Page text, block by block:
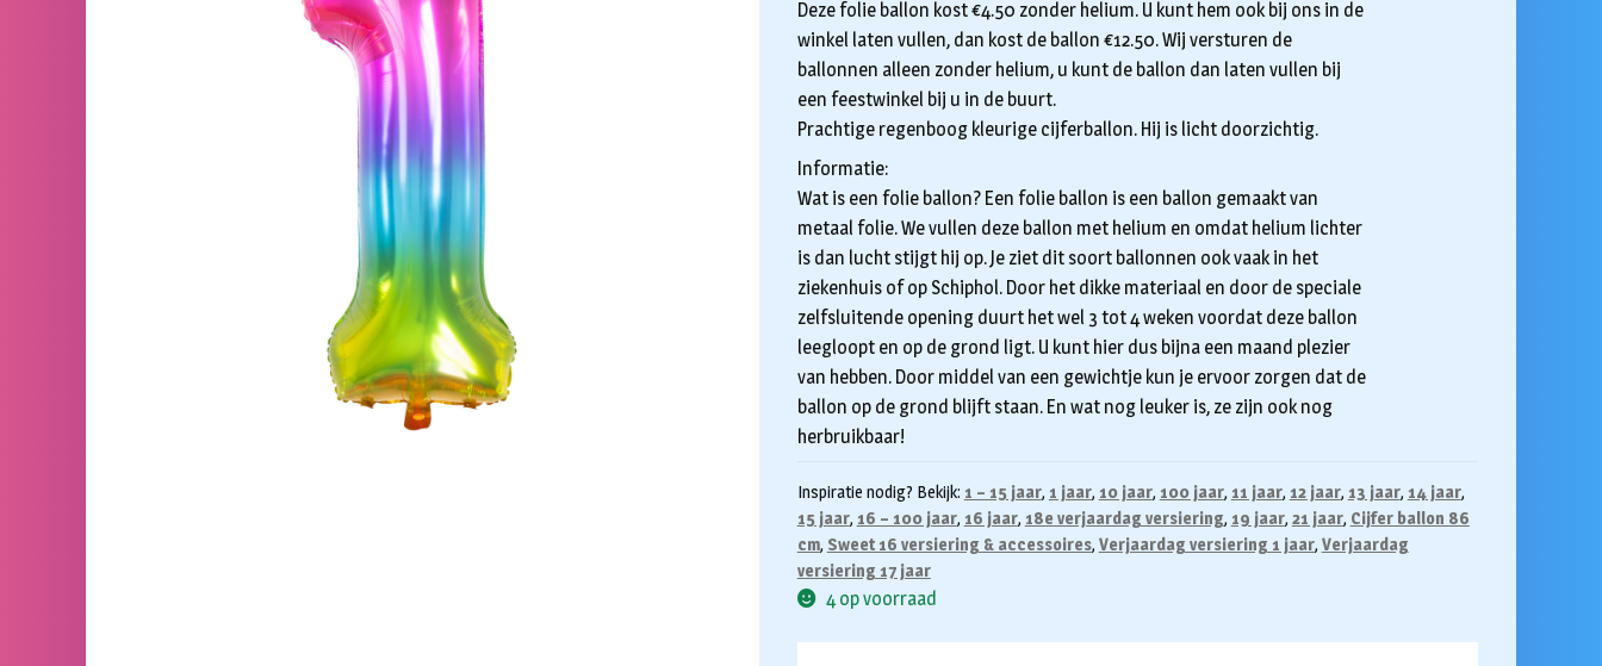
Deze folie ballon kost €4.50 zonder helium. U kunt hem ook bij ons in de
winkel laten vullen, dan kost de ballon €12.50. Wij versturen de
ballonnen alleen zonder helium, u kunt de ballon dan laten vullen bij
een feestwinkel bij u in de buurt.
Prachtige regenboog kleurige cijferballon. Hij is licht doorzichtig.
Informatie:
Wat is een folie ballon? Een folie ballon is een ballon gemaakt van
metaal folie. We vullen deze ballon met helium en omdat helium lichter
is dan lucht stijgt hij op. Je ziet dit soort ballonnen ook vaak in het
ziekenhuis of op Schiphol. Door het dikke materiaal en door de speciale
zelfsluitende opening duurt het wel 3 tot 4 weken voordat deze ballon
leegloopt en op de grond ligt. U kunt hier dus bijna een maand plezier
van hebben. Door middel van een gewichtje kun je ervoor zorgen dat de
ballon op de grond blijft staan. En wat nog leuker is, ze zijn ook nog
herbruikbaar!
Inspiratie nodig? Bekijk: 1 – 15 jaar, 1 jaar, 10 jaar, 100 jaar, 11 jaar, 12 jaar, 13 jaar, 14 jaar,
15 jaar, 16 – 100 jaar, 16 jaar, 18e verjaardag versiering, 19 jaar, 21 jaar, Cijfer ballon 86
cm, Sweet 16 versiering & accessoires, Verjaardag versiering 1 jaar, Verjaardag
versiering 17 jaar
4 op voorraad